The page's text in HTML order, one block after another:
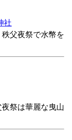
社
父夜祭で水幣を
祭は華麗な曳山